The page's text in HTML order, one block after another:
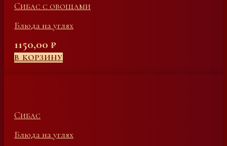
Сибас с овощами
Блюда на углях
1150,00 ₽
В КОРЗИНУ
Сибас
Блюда на углях